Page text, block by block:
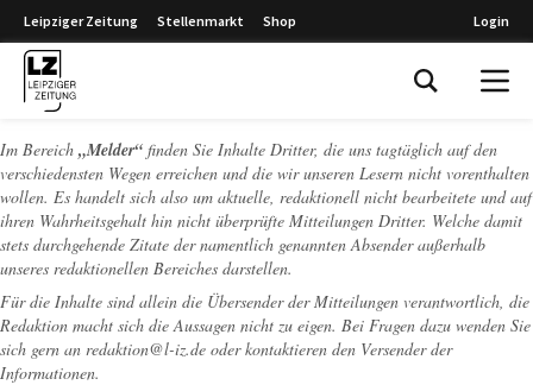
Leipziger Zeitung Stellenmarkt Shop Login
Im Bereich „Melder“ finden Sie Inhalte Dritter, die uns tagtäglich auf den
verschiedensten Wegen erreichen und die wir unseren Lesern nicht vorenthalten
wollen. Es handelt sich also um aktuelle, redaktionell nicht bearbeitete und auf
ihren Wahrheitsgehalt hin nicht überprüfte Mitteilungen Dritter. Welche damit
stets durchgehende Zitate der namentlich genannten Absender außerhalb
unseres redaktionellen Bereiches darstellen.
Für die Inhalte sind allein die Übersender der Mitteilungen verantwortlich, die
Redaktion macht sich die Aussagen nicht zu eigen. Bei Fragen dazu wenden Sie
sich gern an redaktion@l-iz.de oder kontaktieren den Versender der
Informationen.